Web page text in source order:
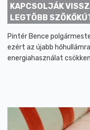
KAPCSOLJÁK
LEGTÖBB
Pintér Bence
ezért az újabb
energiahasználat